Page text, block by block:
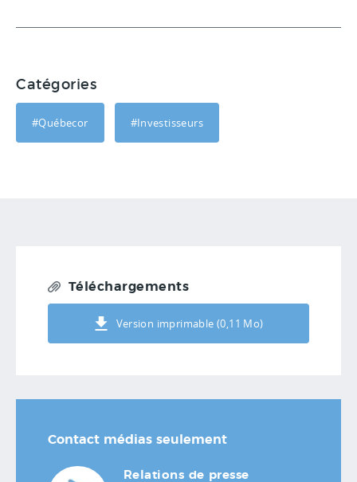
Catégories
#Québecor #Investisseurs
Téléchargements
Version imprimable (0,11 Mo)
Contact médias seulement
Relations de presse